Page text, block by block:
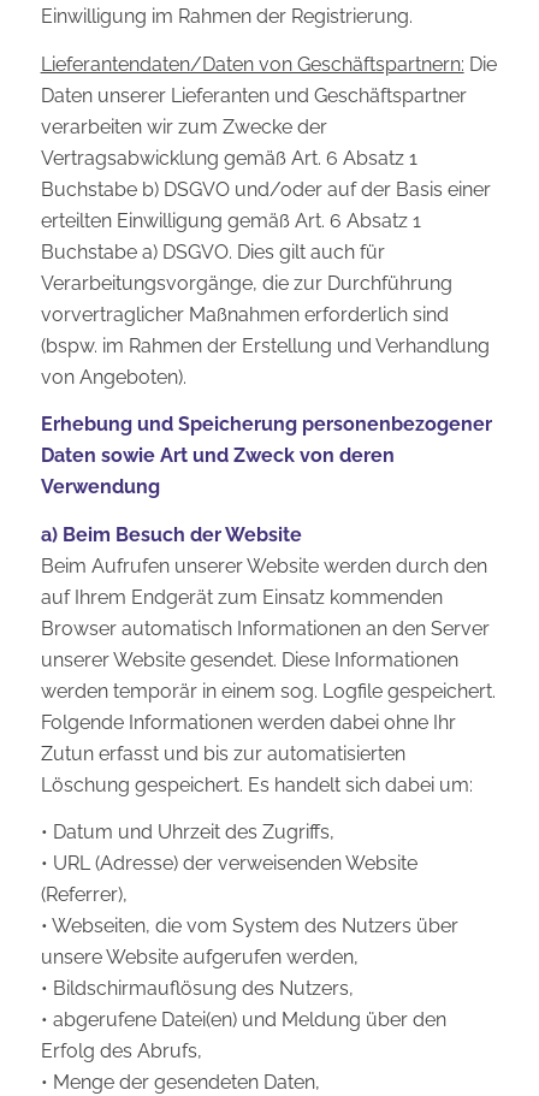
Einwilligung im Rahmen der Registrierung.
Lieferantendaten/Daten von Geschäftspartnern: Die
Daten unserer Lieferanten und Geschäftspartner
verarbeiten wir zum Zwecke der
Vertragsabwicklung gemäß Art. 6 Absatz 1
Buchstabe b) DSGVO und/oder auf der Basis einer
erteilten Einwilligung gemäß Art. 6 Absatz 1
Buchstabe a) DSGVO. Dies gilt auch für
Verarbeitungsvorgänge, die zur Durchführung
vorvertraglicher Maßnahmen erforderlich sind
(bspw. im Rahmen der Erstellung und Verhandlung
von Angeboten).
Erhebung und Speicherung personenbezogener
Daten sowie Art und Zweck von deren
Verwendung
a) Beim Besuch der Website
Beim Aufrufen unserer Website werden durch den
auf Ihrem Endgerät zum Einsatz kommenden
Browser automatisch Informationen an den Server
unserer Website gesendet. Diese Informationen
werden temporär in einem sog. Logfile gespeichert.
Folgende Informationen werden dabei ohne Ihr
Zutun erfasst und bis zur automatisierten
Löschung gespeichert. Es handelt sich dabei um:
• Datum und Uhrzeit des Zugriffs,
• URL (Adresse) der verweisenden Website
(Referrer),
• Webseiten, die vom System des Nutzers über
unsere Website aufgerufen werden,
• Bildschirmauflösung des Nutzers,
• abgerufene Datei(en) und Meldung über den
Erfolg des Abrufs,
• Menge der gesendeten Daten,